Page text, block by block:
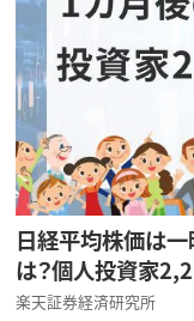
日経平均株価は
は？個人投資家
楽天証券経済研究所